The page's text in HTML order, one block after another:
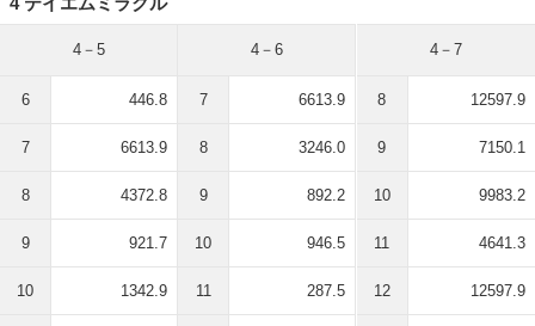
4－5
6 446.8
7 6613.9
8 4372.8
9 921.7
10 1342.9
4－6
7 6613.9
8 3246.0
9 892.2
10 946.5
11 287.5
4－7
8 12597.9
9 7150.1
10 9983.2
11 4641.3
12 12597.9